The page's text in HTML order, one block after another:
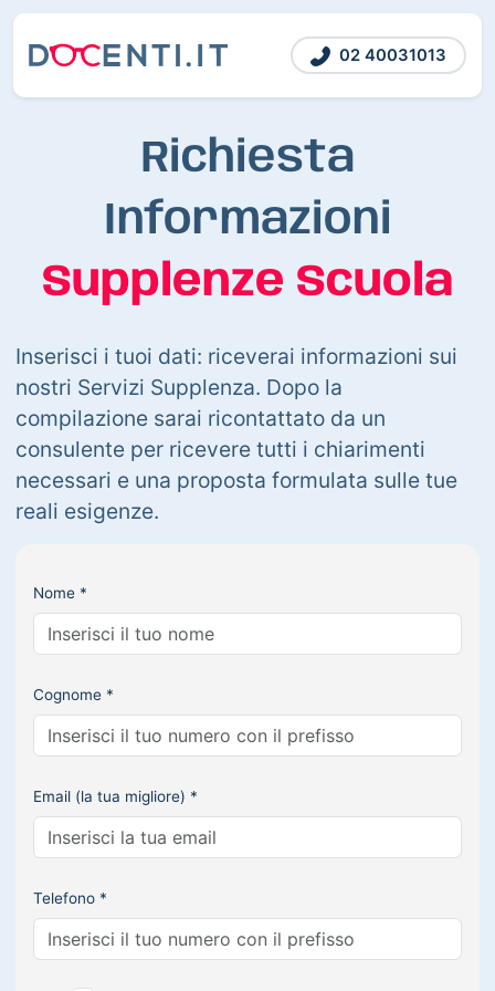
02 40031013
Richiesta
Informazioni
Supplenze Scuola
Inserisci i tuoi dati: riceverai informazioni sui
nostri Servizi Supplenza. Dopo la
compilazione sarai ricontattato da un
consulente per ricevere tutti i chiarimenti
necessari e una proposta formulata sulle tue
reali esigenze.
Nome *
Cognome *
Email (la tua migliore) *
Telefono *